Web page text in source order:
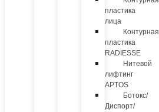
пластика
лица
Контурная
пластика
RADIESSE
Нитевой
лифтинг
APTOS
Ботокс/
Диспорт/